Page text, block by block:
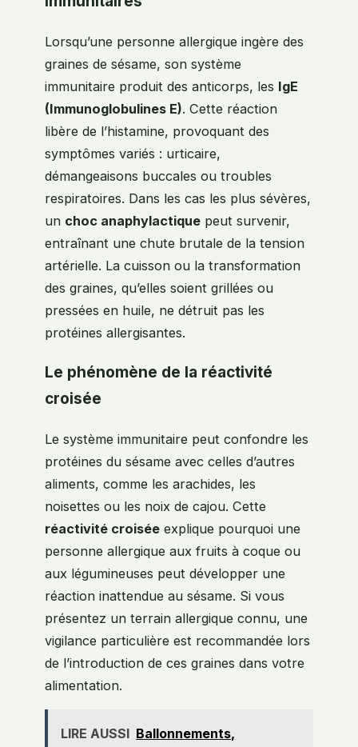
Lorsqu’une personne allergique ingère des
graines de sésame, son système
immunitaire produit des anticorps, les IgE
(Immunoglobulines E). Cette réaction
libère de l’histamine, provoquant des
symptômes variés : urticaire,
démangeaisons buccales ou troubles
respiratoires. Dans les cas les plus sévères,
un choc anaphylactique peut survenir,
entraînant une chute brutale de la tension
artérielle. La cuisson ou la transformation
des graines, qu’elles soient grillées ou
pressées en huile, ne détruit pas les
protéines allergisantes.
Le phénomène de la réactivité
croisée
Le système immunitaire peut confondre les
protéines du sésame avec celles d’autres
aliments, comme les arachides, les
noisettes ou les noix de cajou. Cette
réactivité croisée explique pourquoi une
personne allergique aux fruits à coque ou
aux légumineuses peut développer une
réaction inattendue au sésame. Si vous
présentez un terrain allergique connu, une
vigilance particulière est recommandée lors
de l’introduction de ces graines dans votre
alimentation.
LIRE AUSSI Ballonnements,